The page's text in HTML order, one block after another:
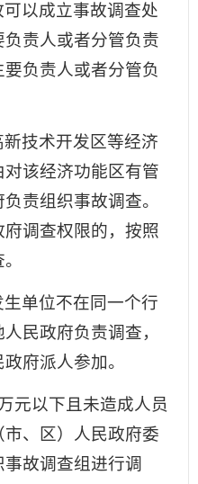
以成立事故调查处
责人或者分管负责
负责人或者分管负
技术开发区等经济
该经济功能区有管
责组织事故调查。
调查权限的，按照
单位不在同一个行
民政府负责调查，
府派人参加。
元以下且未造成人员
、区）人民政府委
故调查组进行调